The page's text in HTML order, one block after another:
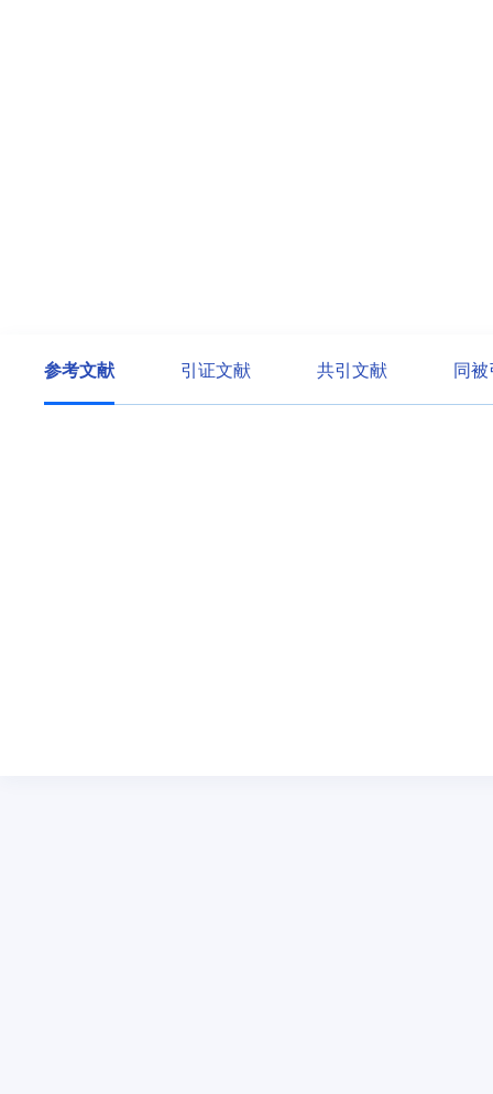
参考文献 引证文献 共引文献 同